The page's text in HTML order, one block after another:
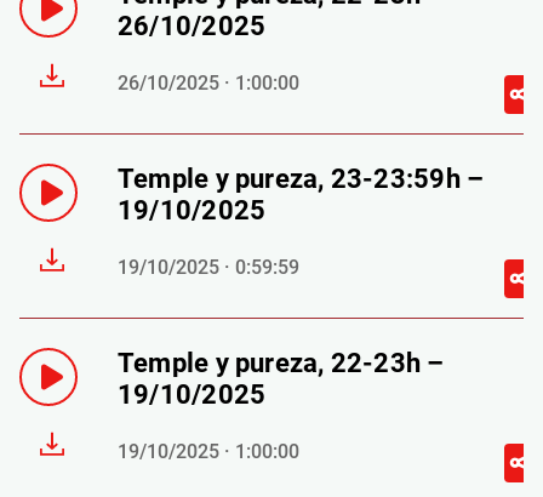
26/10/2025
26/10/2025 · 1:00:00
Temple y pureza, 23-23:59h –
19/10/2025
19/10/2025 · 0:59:59
Temple y pureza, 22-23h –
19/10/2025
19/10/2025 · 1:00:00